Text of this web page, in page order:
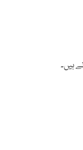
ہیں۔